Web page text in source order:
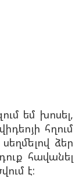
եմ խոսել,
հղում
ձեր
հավանել
է: